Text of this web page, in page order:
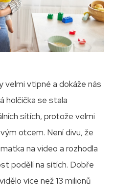
velmi vtipné a dokáže nás
holčička se stala
sítích, protože velmi
otcem. Není divu, že
na video a rozhodla
podělí na sítích. Dobře
více než 13 milionů